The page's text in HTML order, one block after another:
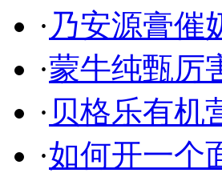
· 乃安源膏催
·蒙牛纯甄厉
· 贝格乐有机
·如何开一个